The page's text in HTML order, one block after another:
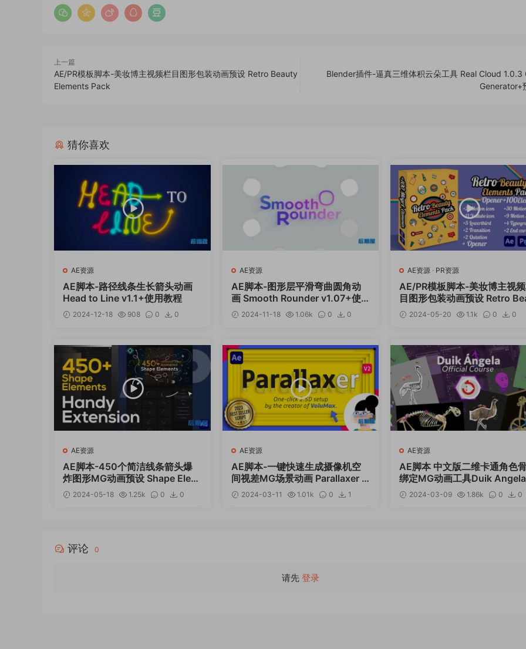
上一篇
AE/PR模板脚本-美妆博主视频栏目图形包装动画预设 Retro Beauty
Elements Pack
Blender插件-逼真三维体积云朵工具 Real Cloud 1.0.3
Generator+
猜你喜欢
AE资源
AE脚本-路径线条生长箭头动画
Head to Line v1.1+使用教程
2024-12-18 908 0
0
AE资源
AE脚本-图形层平滑弯曲圆角动
画 Smooth Rounder v1.07+使
用教程
2024-11-18 1.06k 0
0
AE资源 · PR资源
AE/PR模板脚本-美妆博主视
目图形包装动画预设 Retro
ty Elements Pack
2024-05-20 1.1k 0
0
AE资源
AE脚本-450个简洁线条箭头爆
炸图形MG动画预设 Shape Elem
ents Pack
2024-05-18 1.25k 0
0
AE资源
AE脚本-一键快速生成摄像机空
间视差MG场景动画 Parallaxer v
3.0+使用教程
2024-03-11 1.01k 0
1
AE资源
AE脚本 中文版二维卡通角色
绑定MG动画工具Duik
7.1.11 Win/Mac
2024-03-09 1.86k 0
0
评论 0
请先 登录